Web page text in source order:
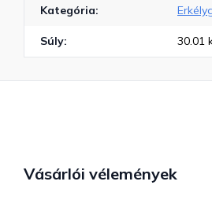
Kategória:
Súly: 30.01
Vásárlói vélemények